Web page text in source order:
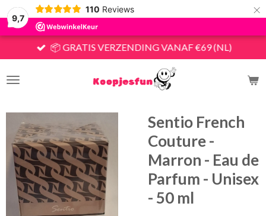
9,7
110 Reviews ×
📦 GRATIS VERZENDING VANAF €69 (NL)
Sentio French
Couture -
Marron - Eau de
Parfum - Unisex
- 50 ml